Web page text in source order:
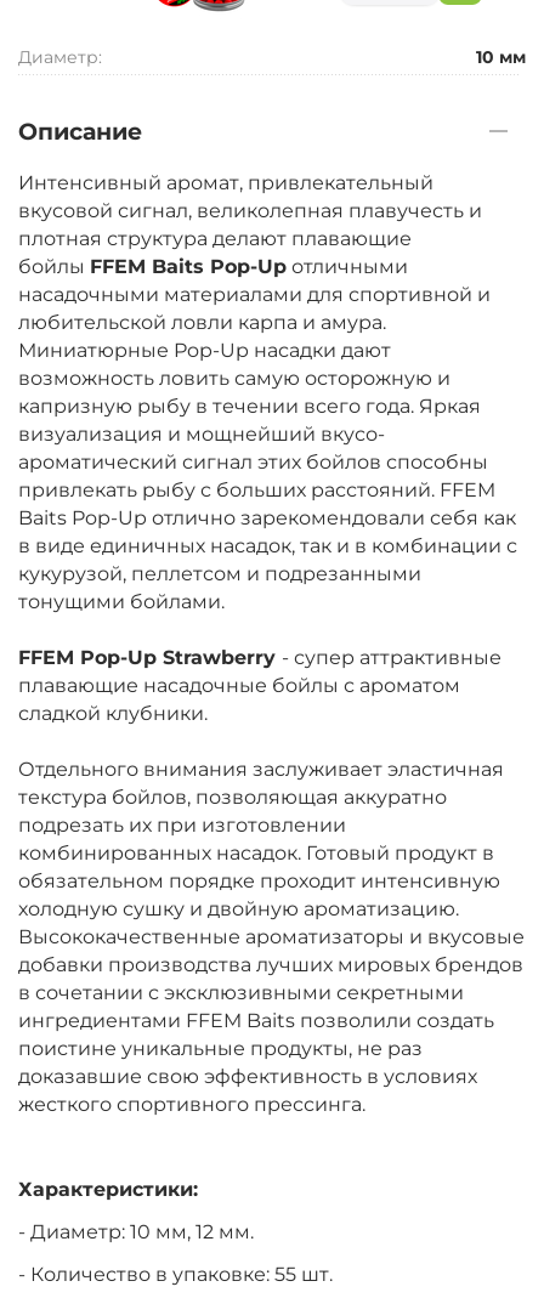
Диаметр: 10 мм
Описание
Интенсивный аромат, привлекательный
вкусовой сигнал, великолепная плавучесть и
плотная структура делают плавающие
бойлы FFEM Baits Pop-Up отличными
насадочными материалами для спортивной и
любительской ловли карпа и амура.
Миниатюрные Pop-Up насадки дают
возможность ловить самую осторожную и
капризную рыбу в течении всего года. Яркая
визуализация и мощнейший вкусо-
ароматический сигнал этих бойлов способны
привлекать рыбу с больших расстояний. FFEM
Baits Pop-Up отлично зарекомендовали себя как
в виде единичных насадок, так и в комбинации с
кукурузой, пеллетсом и подрезанными
тонущими бойлами.
FFEM Pop-Up Strawberry - супер аттрактивные
плавающие насадочные бойлы с ароматом
сладкой клубники.
Отдельного внимания заслуживает эластичная
текстура бойлов, позволяющая аккуратно
подрезать их при изготовлении
комбинированных насадок. Готовый продукт в
обязательном порядке проходит интенсивную
холодную сушку и двойную ароматизацию.
Высококачественные ароматизаторы и вкусовые
добавки производства лучших мировых брендов
в сочетании с эксклюзивными секретными
ингредиентами FFEM Baits позволили создать
поистине уникальные продукты, не раз
доказавшие свою эффективность в условиях
жесткого спортивного прессинга.
Характеристики:
- Диаметр: 10 мм, 12 мм.
- Количество в упаковке: 55 шт.